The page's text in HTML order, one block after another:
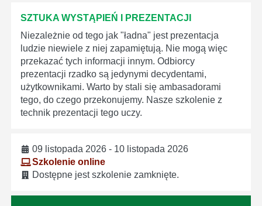
SZTUKA WYSTĄPIEŃ I PREZENTACJI
Niezależnie od tego jak "ładna" jest prezentacja
ludzie niewiele z niej zapamiętują. Nie mogą więc
przekazać tych informacji innym. Odbiorcy
prezentacji rzadko są jedynymi decydentami,
użytkownikami. Warto by stali się ambasadorami
tego, do czego przekonujemy. Nasze szkolenie z
technik prezentacji tego uczy.
09 listopada 2026 - 10 listopada 2026
Szkolenie online
Dostępne jest szkolenie zamknięte.